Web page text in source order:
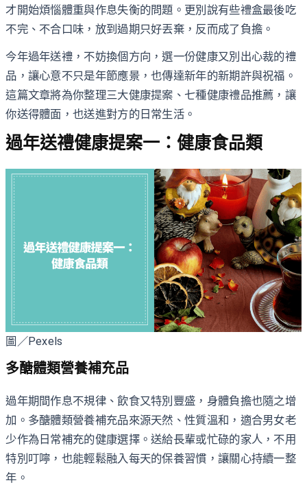
才開始煩惱體重與作息失衡的問題。更別說有些禮盒最後吃
不完、不合口味，放到過期只好丟棄，反而成了負擔。
今年過年送禮，不妨換個方向，選一份健康又別出心裁的禮
品，讓心意不只是年節應景，也傳達新年的新期許與祝福。
這篇文章將為你整理三大健康提案、七種健康禮品推薦，讓
你送得體面，也送進對方的日常生活。
過年送禮健康提案一：健康食品類
圖／Pexels
多醣體類營養補充品
過年期間作息不規律、飲食又特別豐盛，身體負擔也隨之增
加。多醣體類營養補充品來源天然、性質溫和，適合男女老
少作為日常補充的健康選擇。送給長輩或忙碌的家人，不用
特別叮嚀，也能輕鬆融入每天的保養習慣，讓關心持續一整
年。